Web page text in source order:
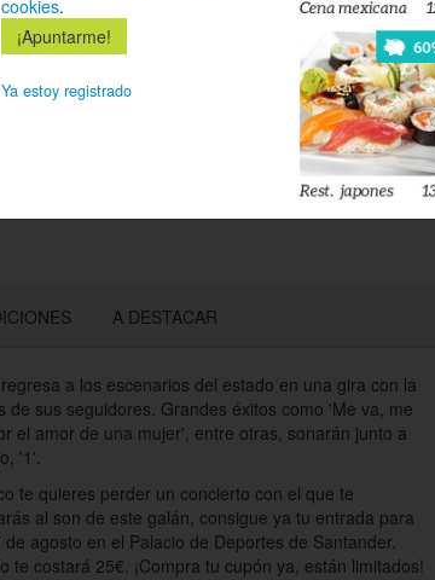
A DESTACAR
a los escenarios del estado en una gira con la
de sus seguidores. Grandes éxitos como 'Me va, me
el amor de una mujer', entre otras, sonarán junto a
'1'.
te quieres perder un concierto con el que te
al son de este galán, consigue ya tu entrada para
agosto en el Palacio de Deportes de Santander.
te costará 25€. ¡Compra tu cupón ya, están limitados!
cookies.
Ya estoy registrado